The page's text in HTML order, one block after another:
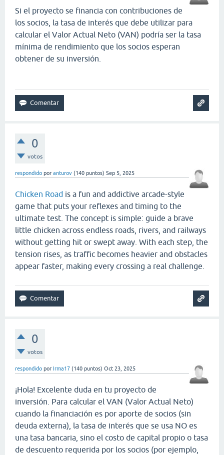
Si el proyecto se financia con contribuciones de
los socios, la tasa de interés que debe utilizar para
calcular el Valor Actual Neto (VAN) podría ser la tasa
mínima de rendimiento que los socios esperan
obtener de su inversión.
0
votos
respondido por anturov (140 puntos) Sep 5, 2025
Chicken Road is a fun and addictive arcade-style
game that puts your reflexes and timing to the
ultimate test. The concept is simple: guide a brave
little chicken across endless roads, rivers, and railways
without getting hit or swept away. With each step, the
tension rises, as traffic becomes heavier and obstacles
appear faster, making every crossing a real challenge.
0
votos
respondido por Irma17 (140 puntos) Oct 23, 2025
¡Hola! Excelente duda en tu proyecto de
inversión. Para calcular el VAN (Valor Actual Neto)
cuando la financiación es por aporte de socios (sin
deuda externa), la tasa de interés que se usa NO es
una tasa bancaria, sino el costo de capital propio o tasa
de descuento requerida por los socios (por ejemplo,